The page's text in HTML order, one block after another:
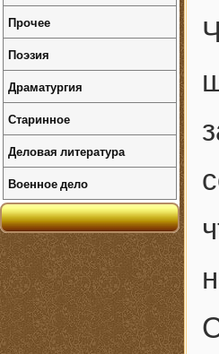
Прочее
Поэзия
Драматургия
Старинное
Деловая литература
Военное дело